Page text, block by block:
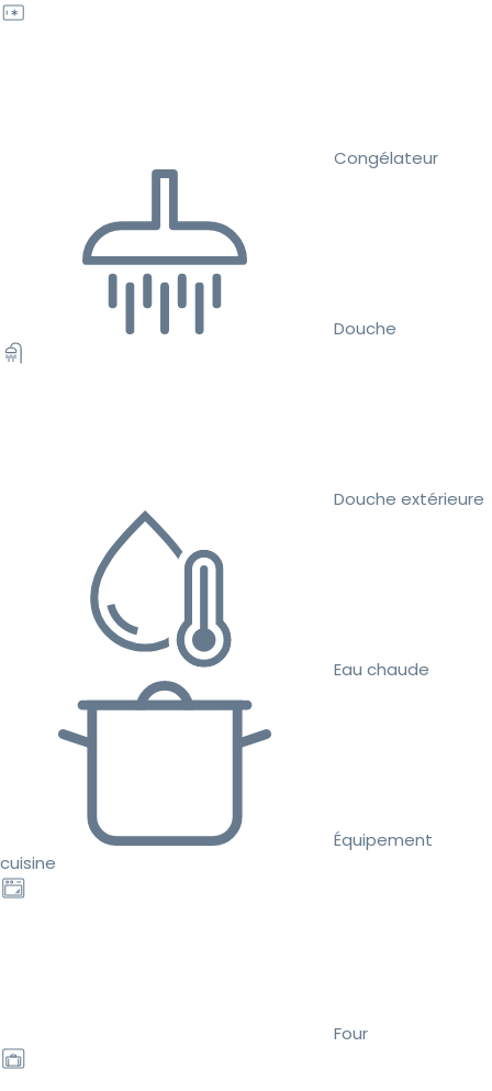
Congélateur
Douche
Douche extérieure
Eau chaude
Équipement
cuisine
Four